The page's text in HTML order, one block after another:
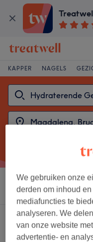
KAPPER NAGELS
Sorteer op Elke
2 salons met:
hydraterende
Brugge
We gebruiken onze
derden om inhoud
mediafuncties te
analyseren. We
van onze website
advertentie- en